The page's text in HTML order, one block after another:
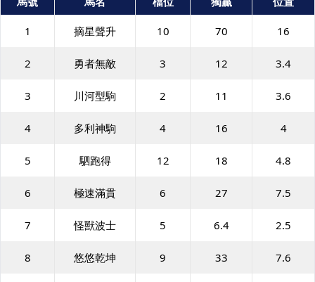
1 摘星聲升 10 70 16
2 勇者無敵 3 12 3.4
3 川河型駒 2 11 3.6
4 多利神駒 4 16 4
5 駟跑得 12 18 4.8
6 極速滿貫 6 27 7.5
7 怪獸波士 5 6.4 2.5
8 悠悠乾坤 9 33 7.6